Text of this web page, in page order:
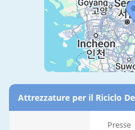
Attrezzature per il Riciclo
Presse